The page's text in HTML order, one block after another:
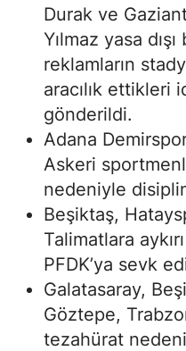
Durak ve
Yılmaz yasa
reklamların
aracılık ettikleri
gönderildi.
Adana
Askeri
nedeniyle
Beşiktaş,
Talimatlara
PFDK’ya sevk
Galatasaray,
Göztepe,
tezahürat